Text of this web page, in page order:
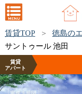
賃貸TOP 徳島の
サントゥール 池田
賃貸
アパート